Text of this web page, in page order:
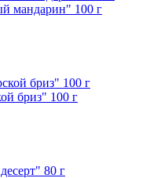
мандарин" 100 г
бриз" 100 г